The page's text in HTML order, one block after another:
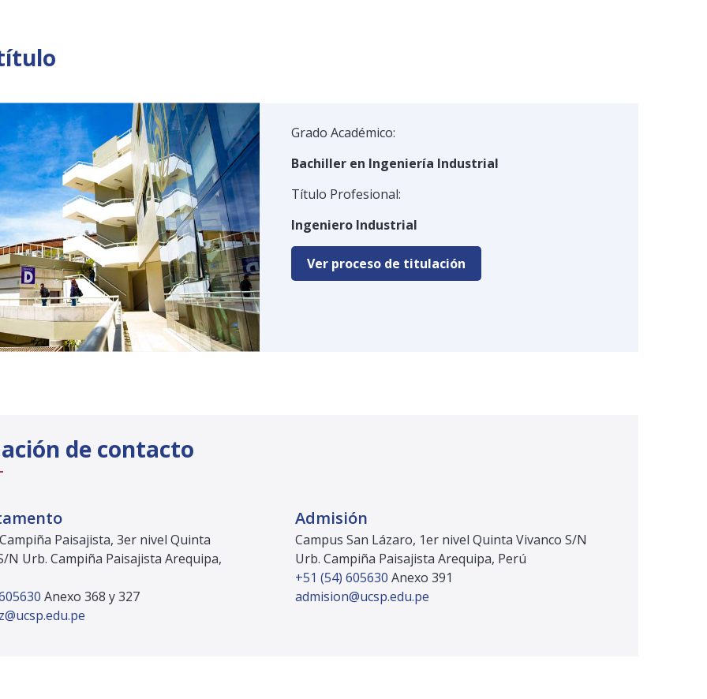
Grado Académico:
Bachiller en Ingeniería Industrial
Título Profesional:
Ingeniero Industrial
Ver proceso de titulación
de contacto
Paisajista, 3er nivel Quinta
N Urb. Campiña Paisajista Arequipa,
Anexo 368 y 327
Admisión
Campus San Lázaro, 1er nivel Quinta Vivanco S/N
Urb. Campiña Paisajista Arequipa, Perú
+51 (54) 605630 Anexo 391
admision@ucsp.edu.pe